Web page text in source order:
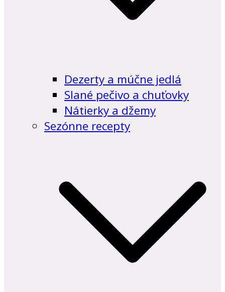
Dezerty a múčne jedlá
Slané pečivo a chuťovky
Nátierky a džemy
Sezónne recepty